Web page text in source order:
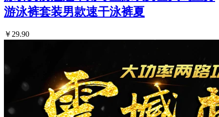
游泳裤套装男款速干泳裤夏
￥29.90